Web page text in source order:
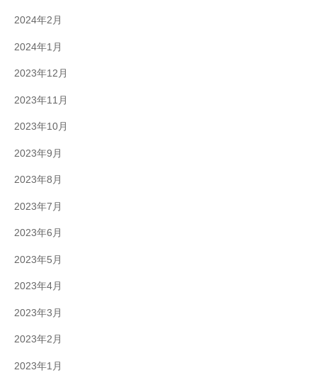
2024年2月
2024年1月
2023年12月
2023年11月
2023年10月
2023年9月
2023年8月
2023年7月
2023年6月
2023年5月
2023年4月
2023年3月
2023年2月
2023年1月